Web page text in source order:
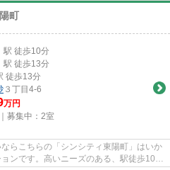
町
駅 徒歩10分
駅 徒歩13分
徒歩13分
３丁目4-6
万円
募集中： 2室
らこちらの「シンシティ東陽町」はいか
ンです。高いニーズのある、駅徒歩10分